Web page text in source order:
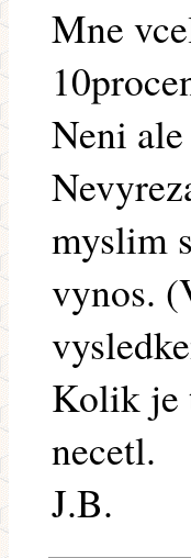
Mne
Neni
myslim
vynos.
Kolik je
necetl.
J.B.